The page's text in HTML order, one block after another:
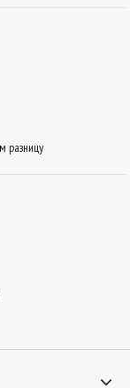
разницу